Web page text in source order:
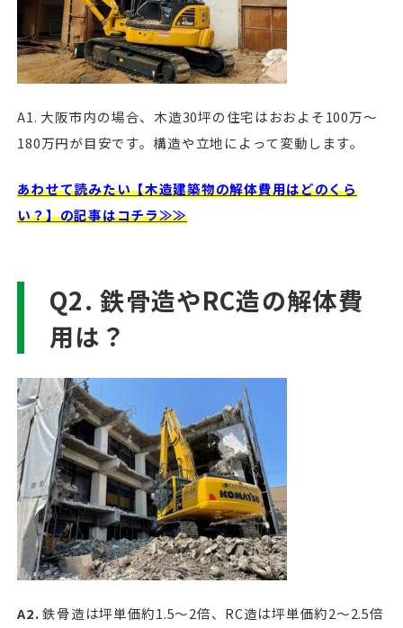
A1. 大阪市内の場合、木造30坪の住宅はおおよそ100万〜
180万円が目安です。構造や立地によって変動します。
あわせて読みたい【木造建築物の解体費用はどのくら
い？】の記事はコチラ≫≫
Q2. 鉄骨造やRC造の解体費
用は？
A2.鉄骨造は坪単価約1.5〜2倍、RC造は坪単価約2〜2.5倍